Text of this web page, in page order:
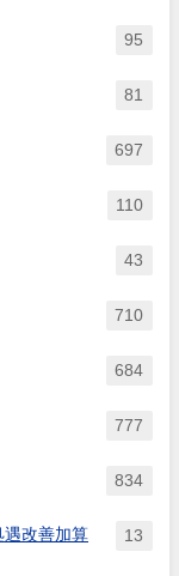
95
81
697
110
43
710
684
777
834
遇改善加算 13